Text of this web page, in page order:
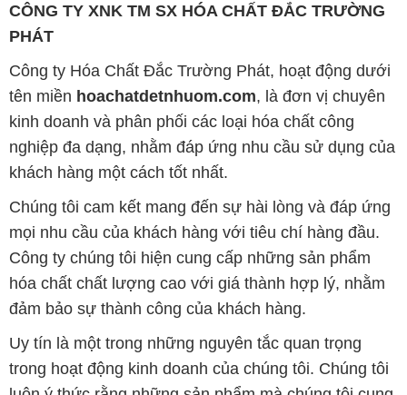
kinh doanh và phân phối các loại hóa chất công
nghiệp đa dạng, nhằm đáp ứng nhu cầu sử dụng của
khách hàng một cách tốt nhất.
Chúng tôi cam kết mang đến sự hài lòng và đáp ứng
mọi nhu cầu của khách hàng với tiêu chí hàng đầu.
Công ty chúng tôi hiện cung cấp những sản phẩm
hóa chất chất lượng cao với giá thành hợp lý, nhằm
đảm bảo sự thành công của khách hàng.
Uy tín là một trong những nguyên tắc quan trọng
trong hoạt động kinh doanh của chúng tôi. Chúng tôi
luôn ý thức rằng những sản phẩm mà chúng tôi cung
cấp cần phải đáp ứng tiêu chuẩn chất lượng cao, làm
hài lòng đối tác. Đồng thời, chúng tôi cố gắng duy trì
mức giá hợp lý, tạo điều kiện phát triển và sự tồn tại
lâu dài cho cả hai bên.